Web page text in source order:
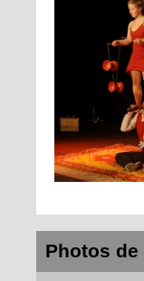
Photos de